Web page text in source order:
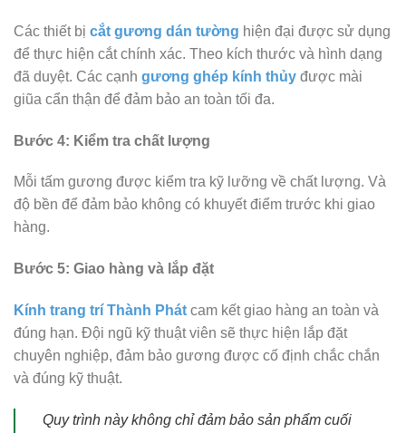
Các thiết bị cắt gương dán tường hiện đại được sử dụng
để thực hiện cắt chính xác. Theo kích thước và hình dạng
đã duyệt. Các cạnh gương ghép kính thủy được mài
giũa cẩn thận để đảm bảo an toàn tối đa.
Bước 4: Kiểm tra chất lượng
Mỗi tấm gương được kiểm tra kỹ lưỡng về chất lượng. Và
độ bền để đảm bảo không có khuyết điểm trước khi giao
hàng.
Bước 5: Giao hàng và lắp đặt
Kính trang trí Thành Phát cam kết giao hàng an toàn và
đúng hạn. Đội ngũ kỹ thuật viên sẽ thực hiện lắp đặt
chuyên nghiệp, đảm bảo gương được cố định chắc chắn
và đúng kỹ thuật.
Quy trình này không chỉ đảm bảo sản phẩm cuối